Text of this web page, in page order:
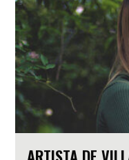
ARTISTA DE